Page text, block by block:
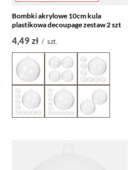
Bombki akrylowe 10cm kula
plastikowa decoupage zestaw 2 szt
4,49 zł / szt.